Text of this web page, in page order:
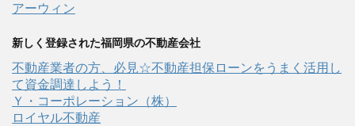
アーウィン
新しく登録された福岡県の不動産会社
不動産業者の方、必見☆不動産担保ローンをうまく活用し
て資金調達しよう！
Ｙ・コーポレーション（株）
ロイヤル不動産